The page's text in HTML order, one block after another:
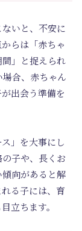
いと、不安に
らは「赤ちゃ
」と捉えられ
合、赤ちゃん
出会う準備を
」を大事にし
子や、長くお
向があると解
る子には、育
立ちます。